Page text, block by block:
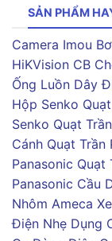
SẢN PHẨM
Camera Imou
HiKVision CB
Ống Luồn Dây
Hộp Senko
Senko Quạt
Cánh Quạt Trần
Panasonic Quạt
Panasonic Cầu
Nhôm Ameca
Điện Nhẹ Dụng